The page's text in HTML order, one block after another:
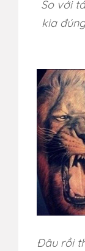
So với
kia
Đâu rồi